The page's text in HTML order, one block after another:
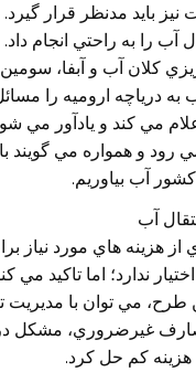
بايد مدنظر قرار
آب را به راحتي انجام داد.
کلان آب و آبفا،
به درياچه اروميه را
مي کند و يادآور مي
رود و همواره مي گويند
آب بياوريم.
آب
هزينه هاي مورد نياز
ندارد؛ اما تاکيد مي
طرح، مي توان با مديريت
غيرضروري، مشکل
هزينه کم حل کرد.